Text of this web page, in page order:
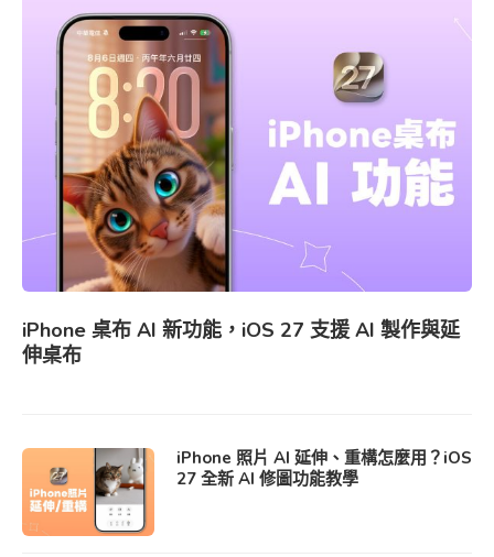
iPhone 桌布 AI 新功能，iOS 27 支援 AI 製作與延
伸桌布
iPhone 照片 AI 延伸、重構怎麼用？iOS
27 全新 AI 修圖功能教學